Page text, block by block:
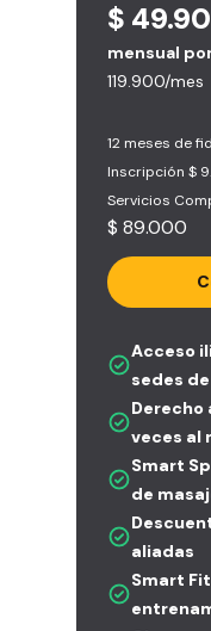
$
mensual
119.900/mes
12 meses de
Inscripción $
Servicios
$ 89.000
Acceso
sedes
Derecho
veces al
Smart
de
aliadas
Smart